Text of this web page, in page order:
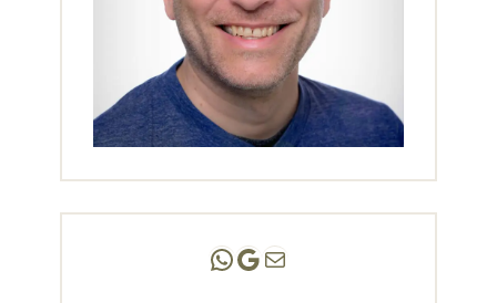
Andreas Scholz | (HPP)
Praxis Adlershof
E-Mail an mich ...